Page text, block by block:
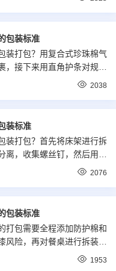
包装标准
装打包？用复合式珍珠棉气
，接下来用直角护条对规则
理，不规则椅子则需要多层
2038
装标准
装打包？首先将床架进行拆
离，收集螺丝钉，然后用珍
用直角护条二次防护，最后
2076
包装标准
打包需要全程添加防护棉和
风险，再对餐桌进行拆装或
再增加护条加大安全系数，
1953